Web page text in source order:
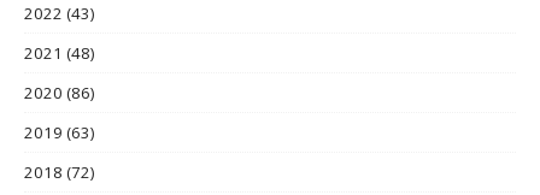
2022 (43)
2021 (48)
2020 (86)
2019 (63)
2018 (72)